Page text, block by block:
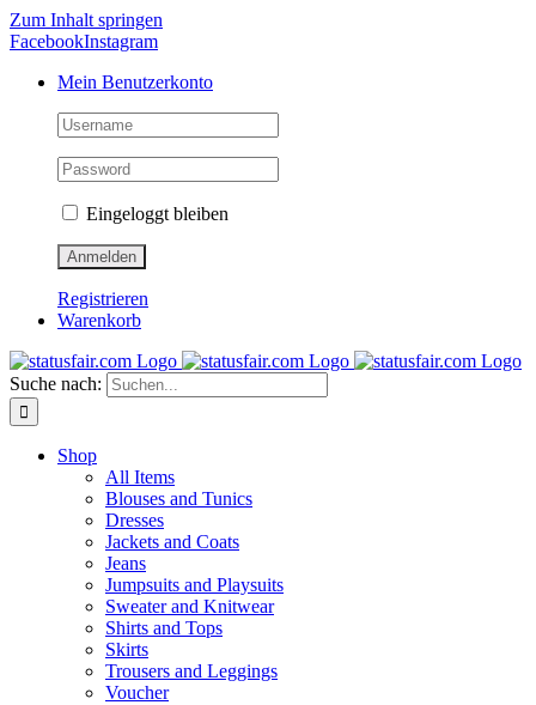
Zum Inhalt springen
FacebookInstagram
Mein Benutzerkonto
Eingeloggt bleiben
Registrieren
Warenkorb
Suche nach:
Shop
All Items
Blouses and Tunics
Dresses
Jackets and Coats
Jeans
Jumpsuits and Playsuits
Sweater and Knitwear
Shirts and Tops
Skirts
Trousers and Leggings
Voucher